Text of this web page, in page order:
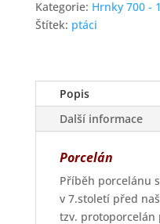
Kategorie: Hrnky 700 -
Štítek: ptáci
Popis
Další informace
Porcelán
Příběh porcelánu
v 7.století před
tzv. protoporcelán